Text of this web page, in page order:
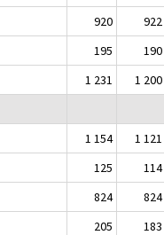
920 922
195 190
1 231 1 200
1 154 1 121
125 114
824 824
205 183